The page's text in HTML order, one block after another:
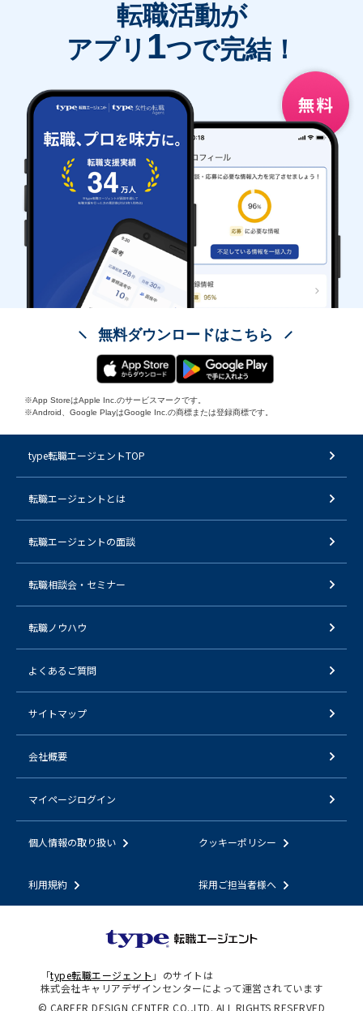
転職活動が
アプリ 1つで完結！
無料ダウンロードはこちら
※App StoreはApple Inc.のサービスマークです。
※Android、Google PlayはGoogle Inc.の商標または登録商標です。
type転職エージェントTOP
転職エージェントとは
転職エージェントの面談
転職相談会・セミナー
転職ノウハウ
よくあるご質問
サイトマップ
会社概要
マイページログイン
個人情報の取り扱い クッキーポリシー
利用規約 採用ご担当者様へ
「type転職エージェント 」のサイトは
株式会社キャリアデザインセンターによって運営されています
© CAREER DESIGN CENTER CO.,LTD. ALL RIGHTS RESERVED